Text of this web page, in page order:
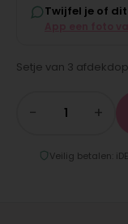
Twijfel je of
Setje van 3
− +
Veilig betalen: